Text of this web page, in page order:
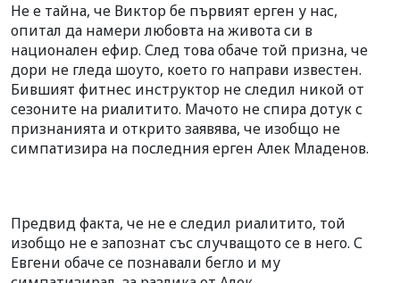
Не е тайна, че Виктор бе първият ерген у нас,
опитал да намери любовта на живота си в
национален ефир. След това обаче той призна, че
дори не гледа шоуто, което го направи известен.
Бившият фитнес инструктор не следил никой от
сезоните на риалитито. Мачото не спира дотук с
признанията и открито заявява, че изобщо не
симпатизира на последния ерген Алек Младенов.
Предвид факта, че не е следил риалитито, той
изобщо не е запознат със случващото се в него. С
Евгени обаче се познавали бегло и му